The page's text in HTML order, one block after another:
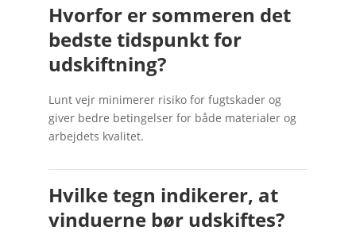
Hvorfor er sommeren det
bedste tidspunkt for
udskiftning?
Lunt vejr minimerer risiko for fugtskader og
giver bedre betingelser for både materialer og
arbejdets kvalitet.
Hvilke tegn indikerer, at
vinduerne bør udskiftes?